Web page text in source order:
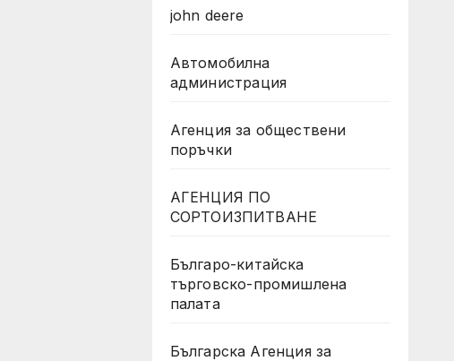
john deere
Автомобилна
администрация
Агенция за обществени
поръчки
АГЕНЦИЯ ПО
СОРТОИЗПИТВАНЕ
Българо-китайска
търговско-промишлена
палата
Българска Агенция за